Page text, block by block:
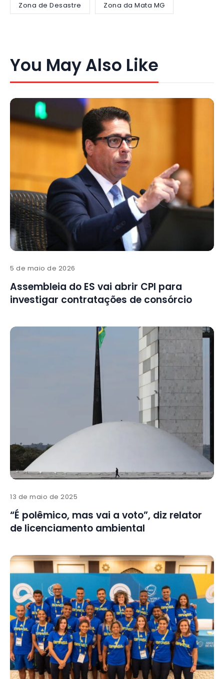
Zona de Desastre Zona da Mata MG
You May Also Like
5 de maio de 2026
Assembleia do ES vai abrir CPI para
investigar contratações de consórcio
13 de maio de 2025
“É polêmico, mas vai a voto”, diz relator
de licenciamento ambiental